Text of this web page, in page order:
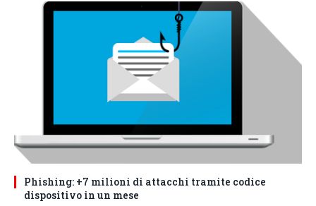
Phishing: +7 milioni di attacchi tramite codice
dispositivo in un mese